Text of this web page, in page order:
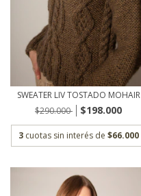
SWEATER LIV TOSTADO MOHAIR
$290.000
$198.000
3 cuotas sin interés de $66.000